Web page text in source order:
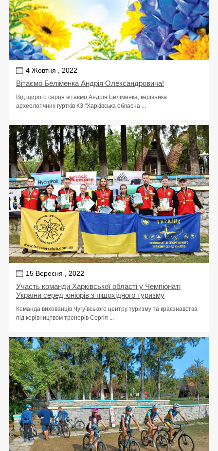
4 Жовтня , 2022
Вітаємо Беліменка Андрія Олександровича!
Від щирого серця вітаємо Андрія Беліменка, керівника
археологічних гуртків КЗ "Харківська обласна ...
15 Вересня , 2022
Участь команди Харківської області у Чемпіонаті
України серед юніорів з пішохідного туризму
Команда вихованців Чугуївського центру туризму та краєзнавства
під керівництвом тренерів Сергія ...